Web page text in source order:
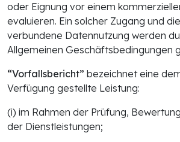
oder Eignung vor einem
evaluieren. Ein solcher Zugang und
verbundene Datennutzung werden
Allgemeinen Geschäftsbedingungen
“Vorfallsbericht” bezeichnet eine
Verfügung gestellte Leistung:
(i) im Rahmen der Prüfung,
der Dienstleistungen;